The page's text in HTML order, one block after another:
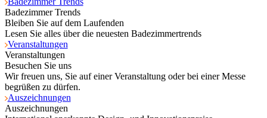
Badezimmer Trends
Bleiben Sie auf dem Laufenden
Lesen Sie alles über die neuesten Badezimmertrends
Veranstaltungen
Veranstaltungen
Besuchen Sie uns
Wir freuen uns, Sie auf einer Veranstaltung oder bei einer Messe
begrüßen zu dürfen.
Auszeichnungen
Auszeichnungen